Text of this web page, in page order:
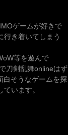
ゲームが好きで
行き着いてしまう
等を遊んで
刀剣乱舞onlineはず
白そうなゲームを
います。